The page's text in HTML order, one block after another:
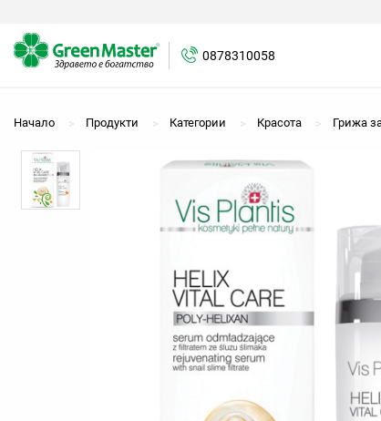
0878310058
Начало Продукти Категории Красота Грижа